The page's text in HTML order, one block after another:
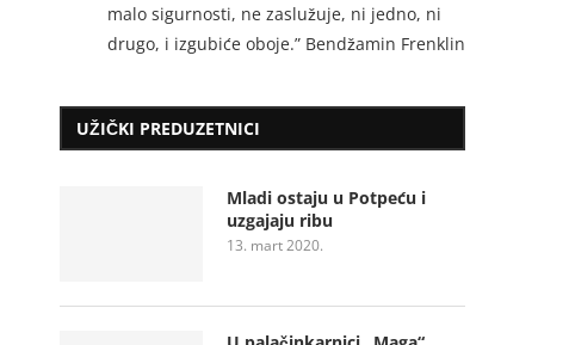
malo sigurnosti, ne zaslužuje, ni jedno, ni
drugo, i izgubiće oboje.” Bendžamin Frenklin
UŽIČKI PREDUZETNICI
Mladi ostaju u Potpeću i
uzgajaju ribu
13. mart 2020.